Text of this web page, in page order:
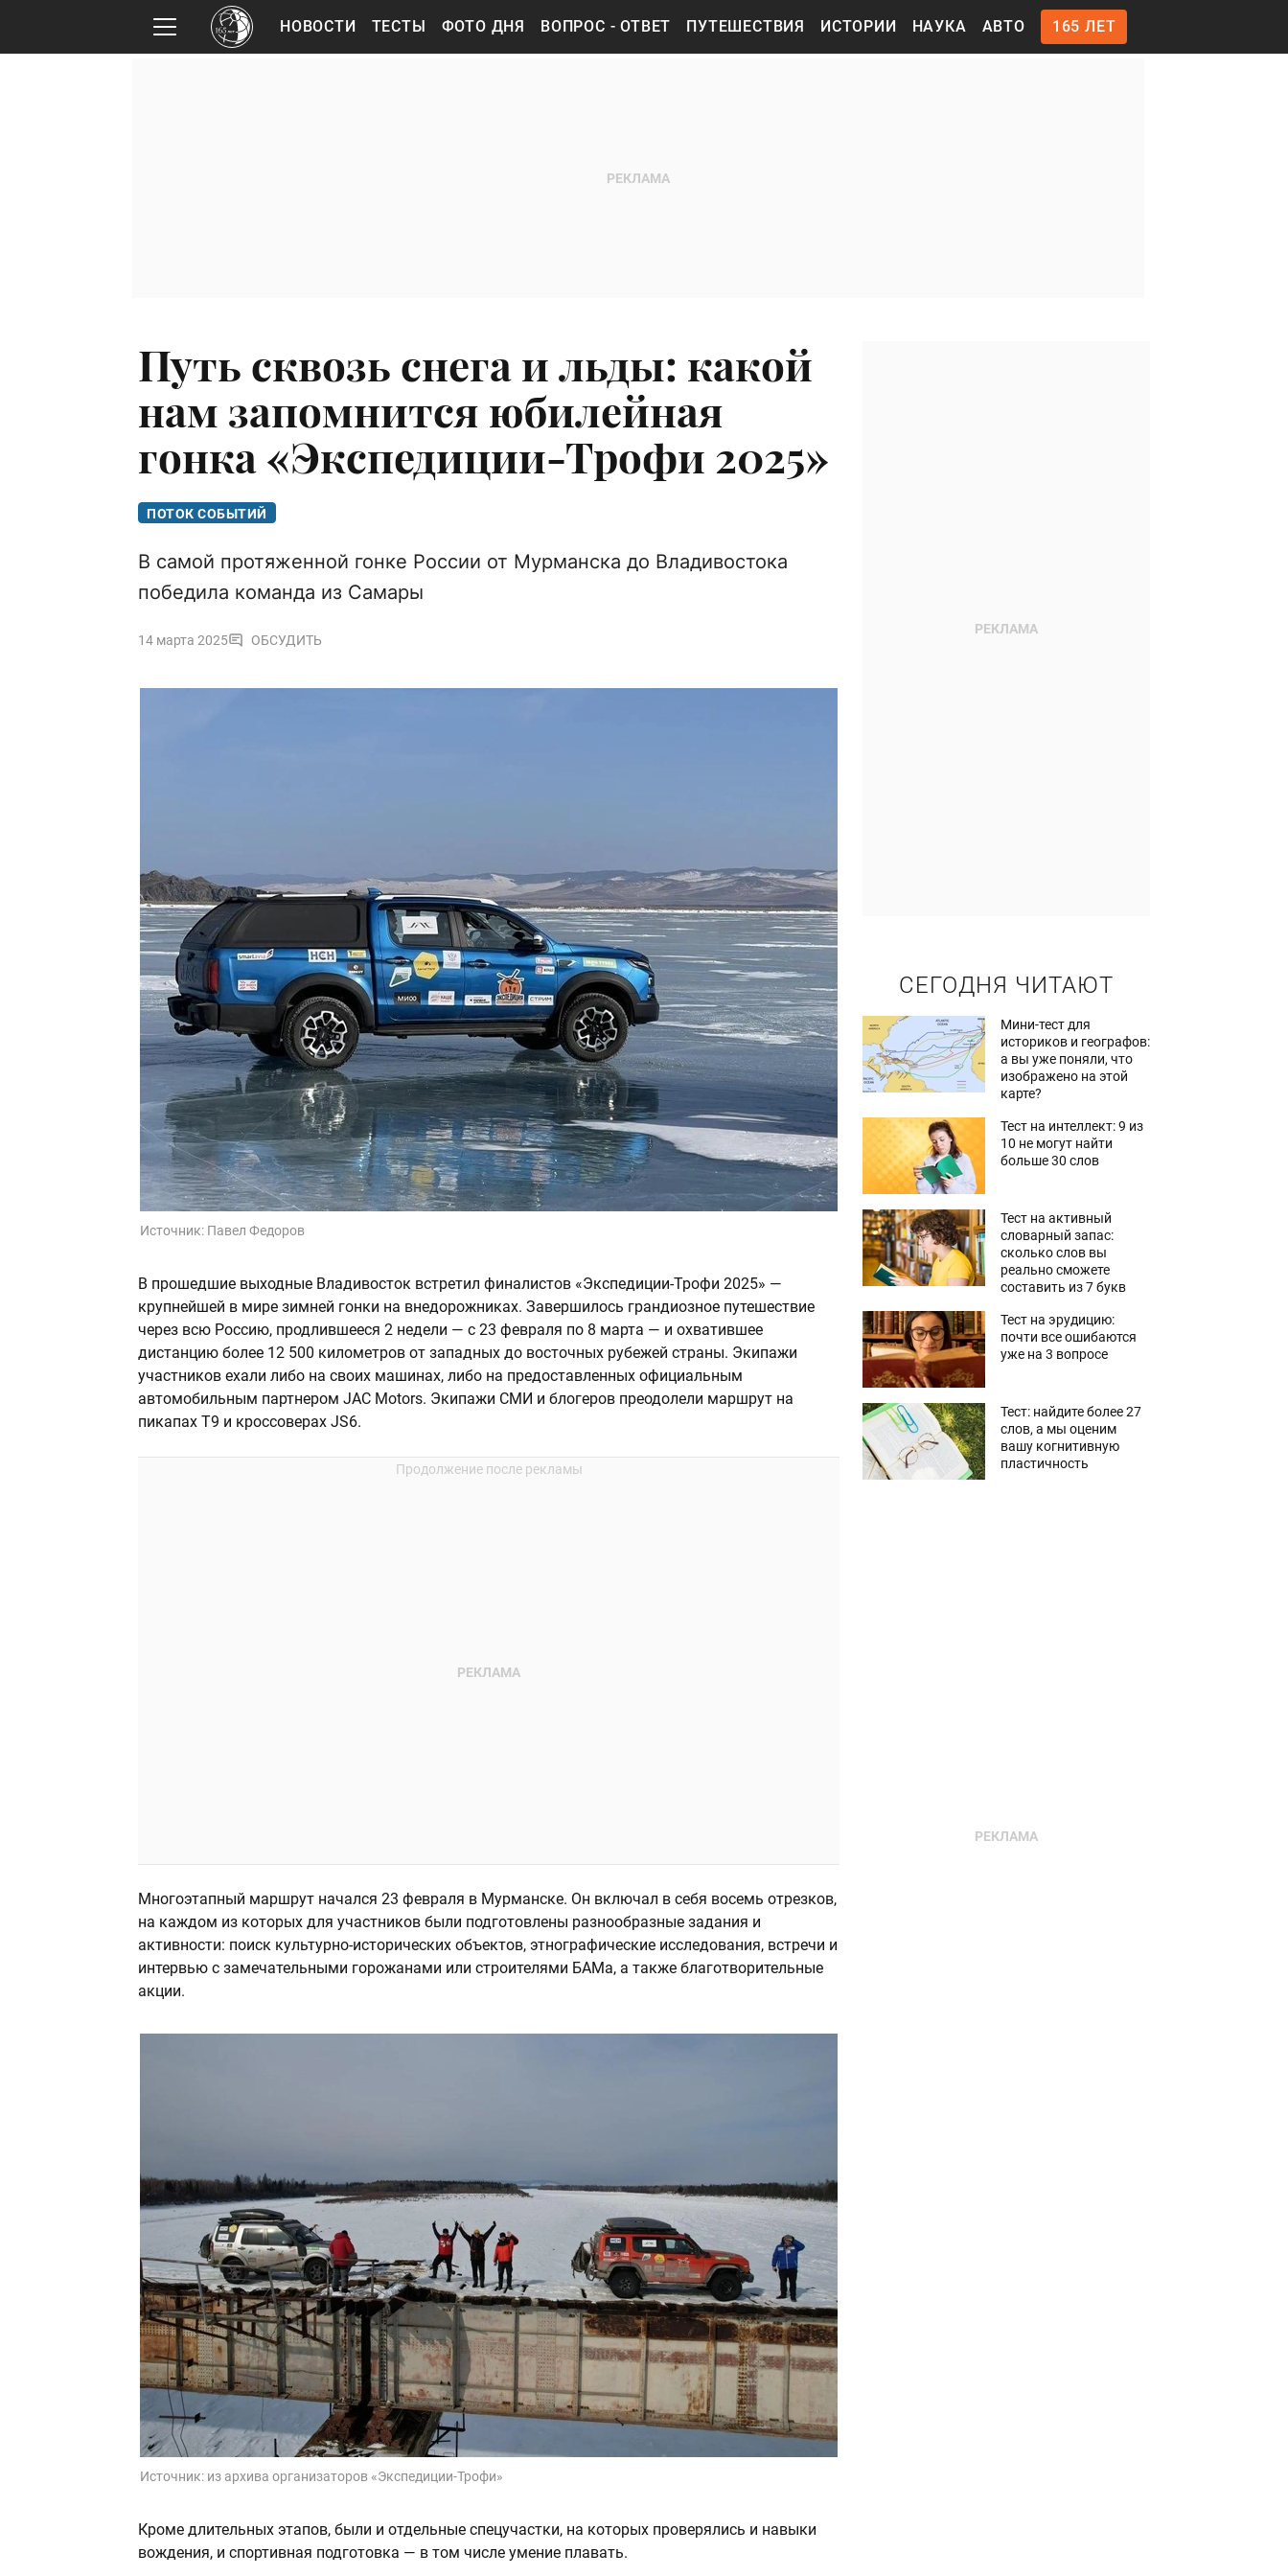
НОВОСТИ ТЕСТЫ ФОТО ДНЯ ВОПРОС - ОТВЕТ ПУТЕШЕСТВИЯ ИСТОРИИ НАУКА АВТО 165 ЛЕТ
Путь сквозь снега и льды: какой
нам запомнится юбилейная
гонка «Экспедиции-Трофи 2025»
ПОТОК СОБЫТИЙ
В самой протяженной гонке России от Мурманска до Владивостока
победила команда из Самары
14 марта 2025 ОБСУДИТЬ
Источник: Павел Федоров
В прошедшие выходные Владивосток встретил финалистов «Экспедиции-Трофи 2025» —
крупнейшей в мире зимней гонки на внедорожниках. Завершилось грандиозное путешествие
через всю Россию, продлившееся 2 недели — с 23 февраля по 8 марта — и охватившее
дистанцию более 12 500 километров от западных до восточных рубежей страны. Экипажи
участников ехали либо на своих машинах, либо на предоставленных официальным
автомобильным партнером JAC Motors. Экипажи СМИ и блогеров преодолели маршрут на
пикапах T9 и кроссоверах JS6.
Многоэтапный маршрут начался 23 февраля в Мурманске. Он включал в себя восемь отрезков,
на каждом из которых для участников были подготовлены разнообразные задания и
активности: поиск культурно-исторических объектов, этнографические исследования, встречи и
интервью с замечательными горожанами или строителями БАМа, а также благотворительные
акции.
Источник: из архива организаторов «Экспедиции-Трофи»
Кроме длительных этапов, были и отдельные спецучастки, на которых проверялись и навыки
вождения, и спортивная подготовка — в том числе умение плавать.
СЕГОДНЯ ЧИТАЮТ
Мини-тест для
историков и географов:
а вы уже поняли, что
изображено на этой
карте?
Тест на интеллект: 9 из
10 не могут найти
больше 30 слов
Тест на активный
словарный запас:
сколько слов вы
реально сможете
составить из 7 букв
Тест на эрудицию:
почти все ошибаются
уже на 3 вопросе
Тест: найдите более 27
слов, а мы оценим
вашу когнитивную
пластичность